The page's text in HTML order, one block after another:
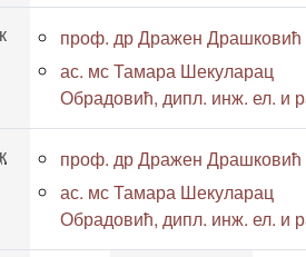
проф. др Дражен Драшковић
ас. мс Тамара Шекуларац
Обрадовић, дипл. инж. ел. и
проф. др Дражен Драшковић
ас. мс Тамара Шекуларац
Обрадовић, дипл. инж. ел. и